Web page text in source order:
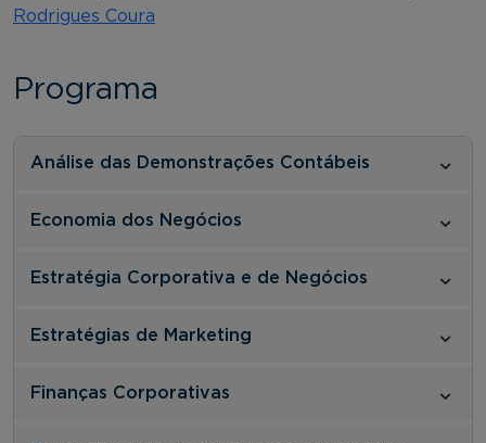
Rodrigues Coura
Programa
Análise das Demonstrações Contábeis
Economia dos Negócios
Estratégia Corporativa e de Negócios
Estratégias de Marketing
Finanças Corporativas